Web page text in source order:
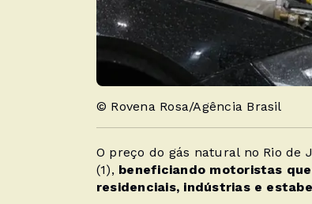
© Rovena Rosa/Agência Brasil
O preço do gás natural no Rio
(1), beneficiando motoristas
residenciais, indústrias e